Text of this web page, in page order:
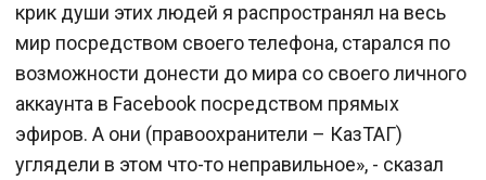
крик души этих людей я распространял на весь
мир посредством своего телефона, старался по
возможности донести до мира со своего личного
аккаунта в Facebook посредством прямых
эфиров. А они (правоохранители – КазТАГ)
углядели в этом что-то неправильное», - сказал